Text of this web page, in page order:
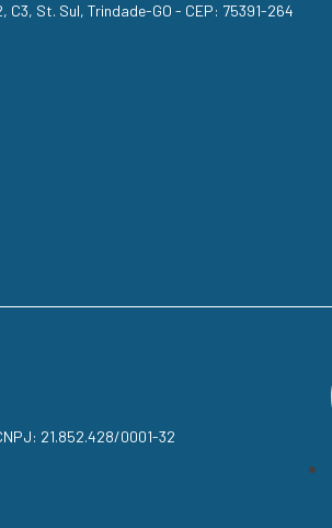
C3, St. Sul, Trindade-GO - CEP: 75391-264
21.852.428/0001-32